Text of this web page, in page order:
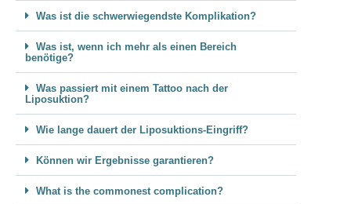
Was ist die schwerwiegendste Komplikation?
Was ist, wenn ich mehr als einen Bereich
benötige?
Was passiert mit einem Tattoo nach der
Liposuktion?
Wie lange dauert der Liposuktions-Eingriff?
Können wir Ergebnisse garantieren?
What is the commonest complication?